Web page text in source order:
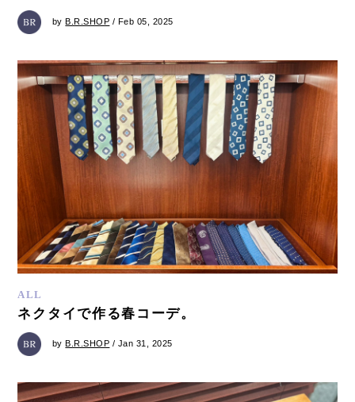
by B.R.SHOP / Feb 05, 2025
ALL
ネクタイで作る春コーデ。
byB.R.SHOP / Jan 31, 2025